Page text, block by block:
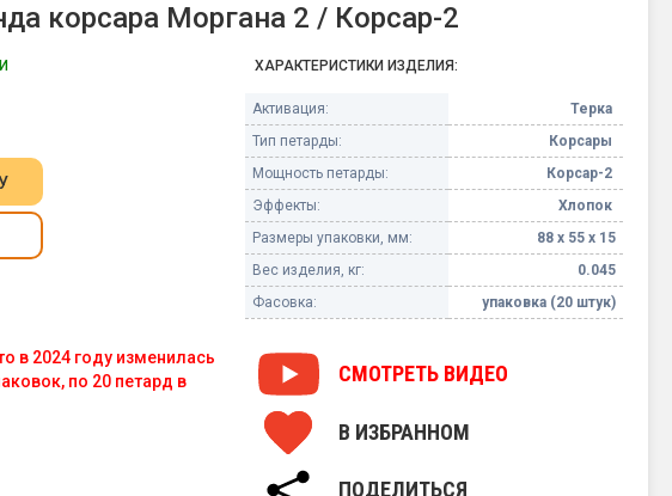
корсара Моргана 2 / Корсар-2
в 2024 году изменилась
по 20 петард в
ХАРАКТЕРИСТИКИ ИЗДЕЛИЯ:
Активация:
Терка
Тип петарды:
Корсары
Мощность петарды:
Корсар-2
Эффекты:
Хлопок
Размеры упаковки, мм:
88 х 55 х 15
Вес изделия, кг:
0.045
Фасовка:
упаковка (20 штук)
СМОТРЕТЬ ВИДЕО
В ИЗБРАННОМ
ПОДЕЛИТЬСЯ